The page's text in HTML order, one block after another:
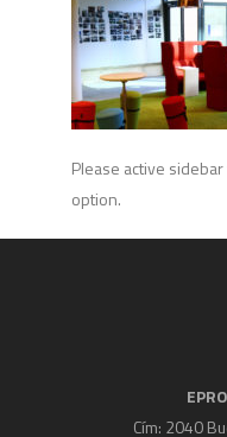
Please active
option.
Cím: 2040